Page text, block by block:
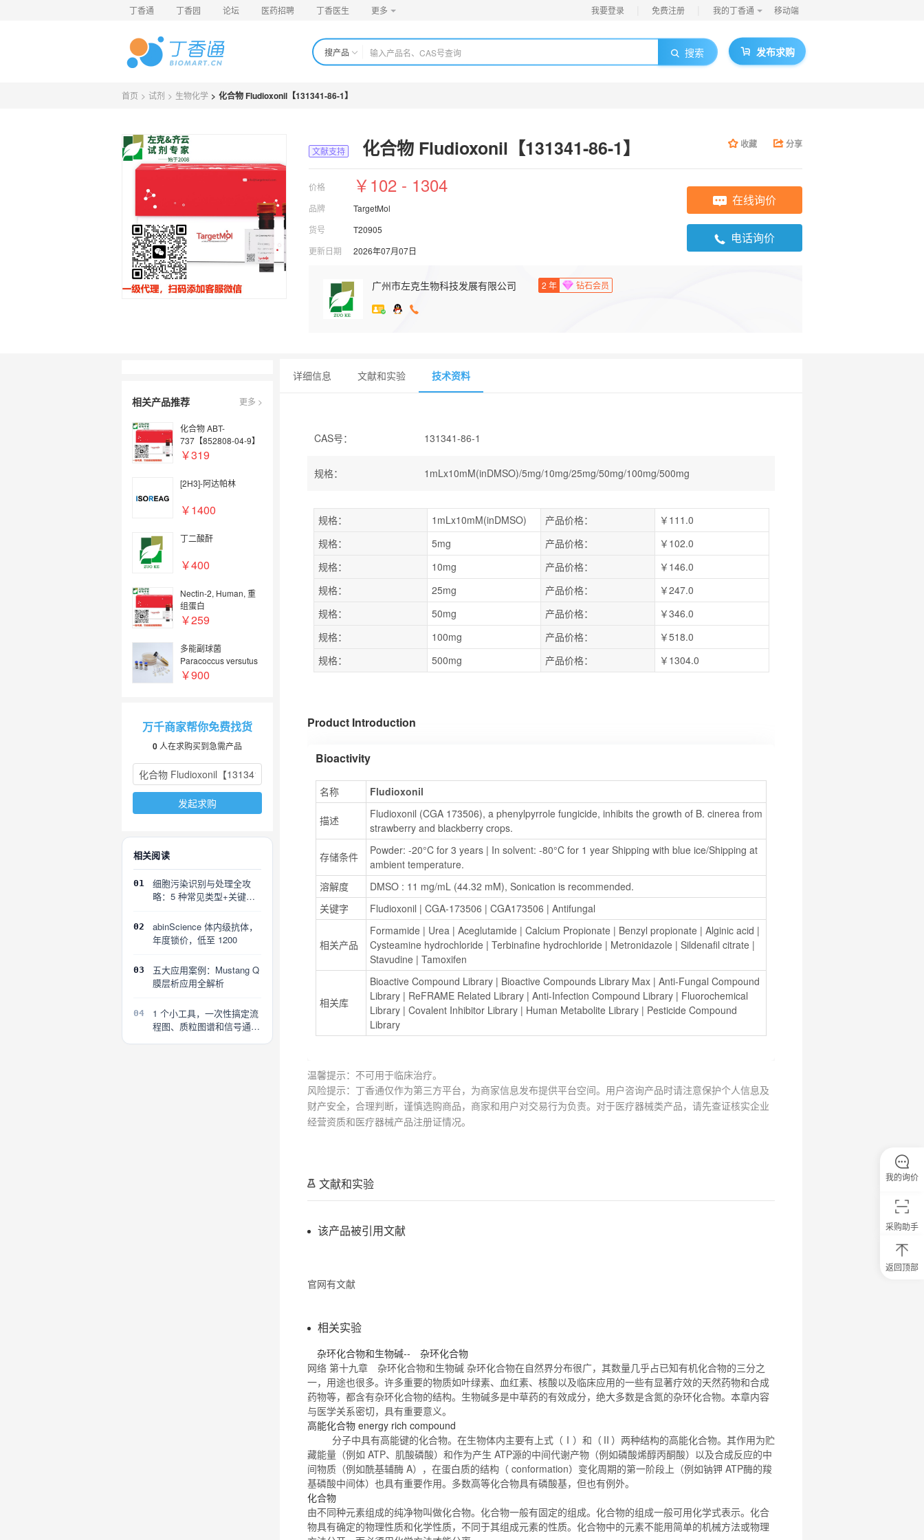
丁香通 丁香园 论坛 医药招聘 丁香医生 更多 我要登录 免费注册 我的丁香通 移动端
搜产品 搜索 发布求购
首页 > 试剂 > 生物化学 > 化合物 Fludioxonil【131341-86-1】
文献支持 化合物 Fludioxonil【131341-86-1】 收藏 分享
价格 ￥102 - 1304
品牌
TargetMol
货号
T20905
更新日期
2026年07月07日
在线询价
电话询价
广州市左克生物科技发展有限公司 2 年 钻石会员
相关产品推荐 更多 >
化合物 ABT-
737【852808-04-9】
￥319
[2H3]-阿达帕林
￥1400
丁二酸酐
￥400
Nectin-2, Human, 重
组蛋白
￥259
多能副球菌
Paracoccus versutus
￥900
万千商家帮你免费找货
0 人在求购买到急需产品
发起求购
相关阅读
01
细胞污染识别与处理全攻
略：5 种常见类型+关键误
02
abinScience 体内级抗体，
年度锁价，低至 1200
03
五大应用案例：Mustang Q
膜层析应用全解析
04
1 个小工具，一次性搞定流
程图、质粒图谱和信号通路
详细信息 文献和实验 技术资料
CAS号： 131341-86-1
规格： 1mLx10mM(inDMSO)/5mg/10mg/25mg/50mg/100mg/500mg
规格： 1mLx10mM(inDMSO) 产品价格：
￥111.0
规格：
5mg 产品价格：
￥102.0
规格：
10mg 产品价格：
￥146.0
规格：
25mg 产品价格：
￥247.0
规格：
50mg 产品价格：
￥346.0
规格：
100mg 产品价格：
￥518.0
规格：
500mg 产品价格： ￥1304.0
Product Introduction
Bioactivity
名称 Fludioxonil
描述
Fludioxonil (CGA 173506), a phenylpyrrole fungicide, inhibits the growth of B. cinerea from
strawberry and blackberry crops.
存储条件
Powder: -20°C for 3 years | In solvent: -80°C for 1 year Shipping with blue ice/Shipping at
ambient temperature.
溶解度
DMSO : 11 mg/mL (44.32 mM), Sonication is recommended.
关键字
Fludioxonil | CGA-173506 | CGA173506 | Antifungal
相关产品
Formamide | Urea | Aceglutamide | Calcium Propionate | Benzyl propionate | Alginic acid
Cysteamine hydrochloride | Terbinafine hydrochloride | Metronidazole | Sildenafil citrate
Stavudine | Tamoxifen
相关库
Bioactive Compound Library | Bioactive Compounds Library Max | Anti-Fungal Compound
Library | ReFRAME Related Library | Anti-Infection Compound Library | Fluorochemical
Library | Covalent Inhibitor Library | Human Metabolite Library | Pesticide Compound
Library
温馨提示：不可用于临床治疗。
风险提示：丁香通仅作为第三方平台，为商家信息发布提供平台空间。用户咨询产品时请注意保护个人信息及
财产安全，合理判断，谨慎选购商品，商家和用户对交易行为负责。对于医疗器械类产品，请先查证核实企业
经营资质和医疗器械产品注册证情况。
文献和实验
该产品被引用文献
官网有文献
相关实验
杂环化合物和生物碱-- 杂环化合物
网络 第十九章 杂环化合物和生物碱 杂环化合物在自然界分布很广，其数量几乎占已知有机化合物的三分之
一，用途也很多。许多重要的物质如叶绿素、血红素、核酸以及临床应用的一些有显著疗效的天然药物和合成
药物等，都含有杂环化合物的结构。生物碱多是中草药的有效成分，绝大多数是含氮的杂环化合物。本章内容
与医学关系密切，具有重要意义。
高能化合物 energy rich compound
分子中具有高能键的化合物。在生物体内主要有上式（Ⅰ）和（Ⅱ）两种结构的高能化合物。其作用为贮
藏能量（例如 ATP、肌酸磷酸）和作为产生 ATP源的中间代谢产物（例如磷酸烯醇丙酮酸）以及合成反应的中
间物质（例如酰基辅酶 A），在蛋白质的结构（ conformation）变化周期的第一阶段上（例如钠钾 ATP酶的羧
基磷酸中间体）也具有重要作用。多数高等化合物具有磷酸基，但也有例外。
化合物
由不同种元素组成的纯净物叫做化合物。 化合物一般有固定的组成。 化合物的组成一般可用化学式表示。 化合
物具有确定的物理性质和化学性质，不同于其组成元素的性质。 化合物中的元素不能用简单的机械方法或物理
采购助手
返回顶部
我的询价